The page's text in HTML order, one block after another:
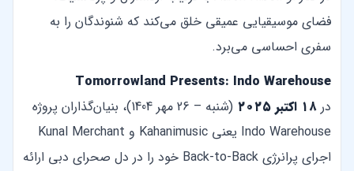
فضای موسیقیایی عمیقی خلق می‌کند که شنوندگان را به
سفری احساسی می‌برد.
Tomorrowland Presents: Indo Warehouse
در ۱۸ اکتبر ۲۰۲۵
(شنبه – 26 مهر 1404)، بنیان‌گذاران پروژه
Indo Warehouse یعنی Kahanimusic و Kunal Merchant
اجرای پرانرژی Back-to-Back خود را در دل صحرای دبی ارائه